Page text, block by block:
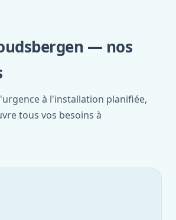
— nos
à l'installation planifiée,
tous vos besoins à